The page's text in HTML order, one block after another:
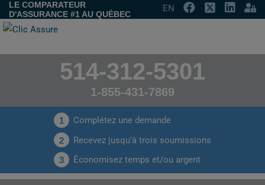
LE COMPARATEUR
D'ASSURANCE #1 AU QUÉBEC
EN
514-312-5301
1-855-431-7869
1 Complétez une demande
2 Recevez jusqu'à trois soumissions
3 Économisez temps et/ou argent